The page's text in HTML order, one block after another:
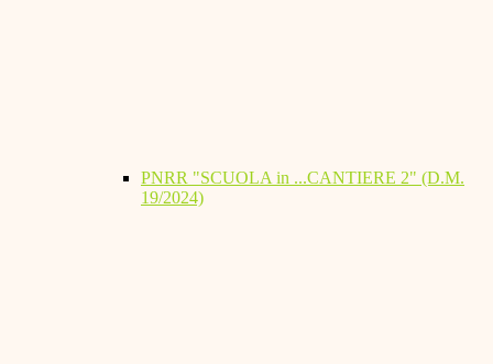
PNRR "SCUOLA in ...CANTIERE 2" (D.M.
19/2024)